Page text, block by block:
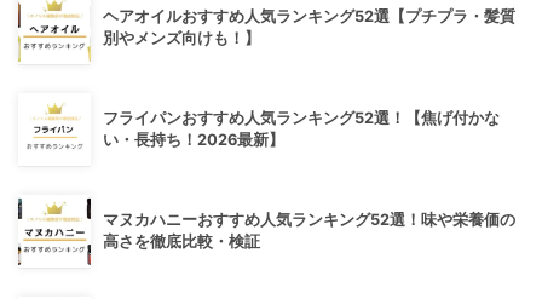
ヘアオイルおすすめ人気ランキング52選【プチプラ・髪質
別やメンズ向けも！】
フライパンおすすめ人気ランキング52選！【焦げ付かな
い・長持ち！2026最新】
マヌカハニーおすすめ人気ランキング52選！味や栄養価の
高さを徹底比較・検証